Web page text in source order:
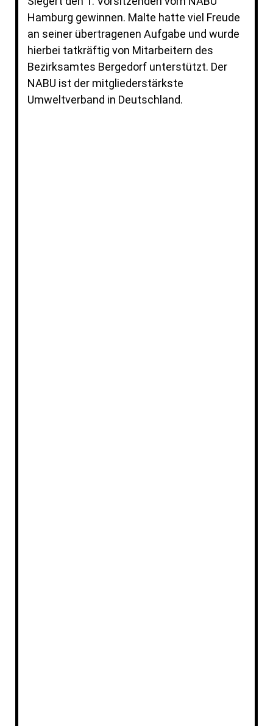
Hamburg gewinnen. Malte hatte viel Freude
an seiner übertragenen Aufgabe und wurde
hierbei tatkräftig von Mitarbeitern des
Bezirksamtes Bergedorf unterstützt. Der
NABU ist der mitgliederstärkste
Umweltverband in Deutschland.